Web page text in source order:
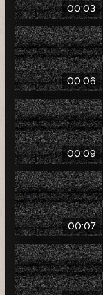
00:03
00:06
00:09
00:07